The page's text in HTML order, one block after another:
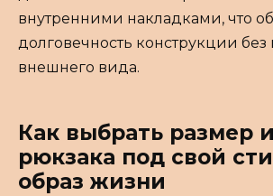
внутренними накладками, что
долговечность конструкции без
внешнего вида.
Как выбрать размер
рюкзака под свой
образ жизни